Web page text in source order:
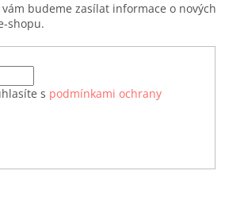
budeme zasílat informace o nových
shopu.
s podmínkami ochrany